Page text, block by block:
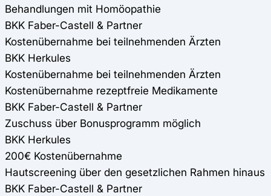
Behandlungen mit Homöopathie
BKK Faber-Castell & Partner
Kostenübernahme bei teilnehmenden Ärzten
BKK Herkules
Kostenübernahme bei teilnehmenden Ärzten
Kostenübernahme rezeptfreie Medikamente
BKK Faber-Castell & Partner
Zuschuss über Bonusprogramm möglich
BKK Herkules
200€ Kostenübernahme
Hautscreening über den gesetzlichen Rahmen hinaus
BKK Faber-Castell & Partner